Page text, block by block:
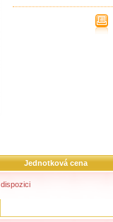
Jednotková cena